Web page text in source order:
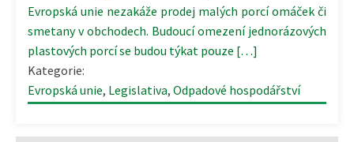
Evropská unie nezakáže prodej malých porcí omáček či
smetany v obchodech. Budoucí omezení jednorázových
plastových porcí se budou týkat pouze […]
Kategorie:
Evropská unie, Legislativa, Odpadové hospodářství